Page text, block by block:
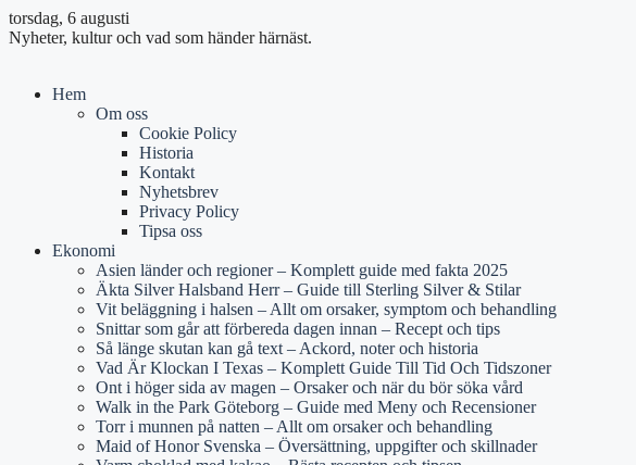
torsdag, 6 augusti
Nyheter, kultur och vad som händer härnäst.
Hem
Om oss
Cookie Policy
Historia
Kontakt
Nyhetsbrev
Privacy Policy
Tipsa oss
Ekonomi
Asien länder och regioner – Komplett guide med fakta 2025
Äkta Silver Halsband Herr – Guide till Sterling Silver & Stilar
Vit beläggning i halsen – Allt om orsaker, symptom och behandling
Snittar som går att förbereda dagen innan – Recept och tips
Så länge skutan kan gå text – Ackord, noter och historia
Vad Är Klockan I Texas – Komplett Guide Till Tid Och Tidszoner
Ont i höger sida av magen – Orsaker och när du bör söka vård
Walk in the Park Göteborg – Guide med Meny och Recensioner
Torr i munnen på natten – Allt om orsaker och behandling
Maid of Honor Svenska – Översättning, uppgifter och skillnader